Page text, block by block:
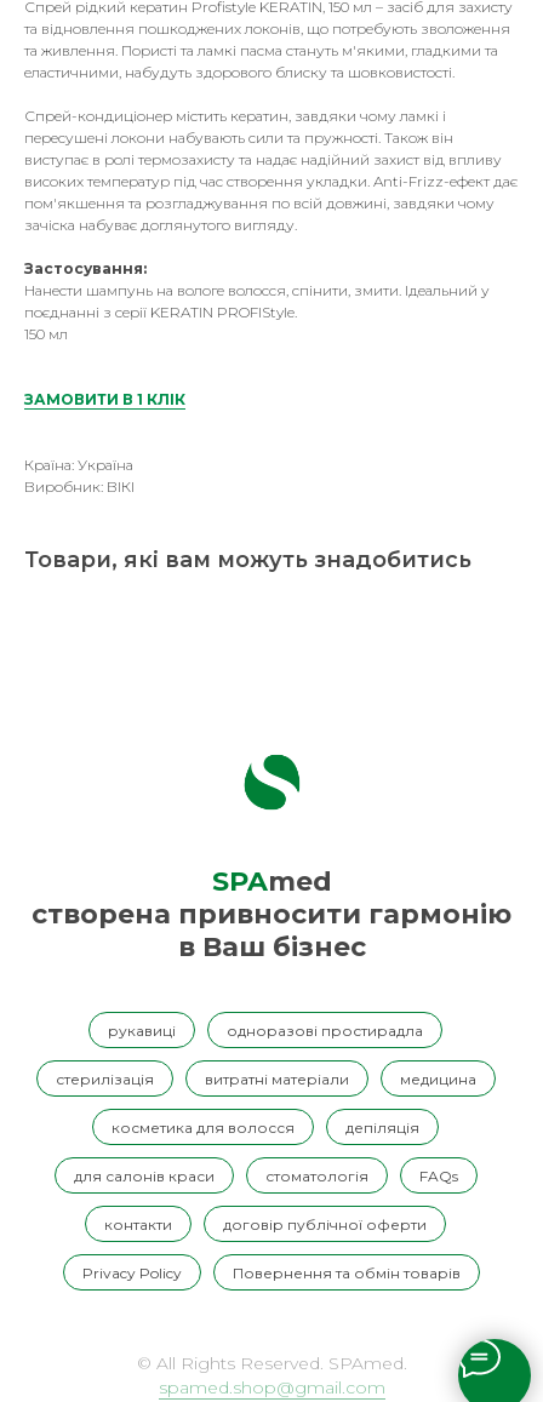
Спрей рідкий кератин Profistyle KERATIN, 150 мл – засіб для захисту
та відновлення пошкоджених локонів, що потребують зволоження
та живлення. Пористі та ламкі пасма стануть м'якими, гладкими та
еластичними, набудуть здорового блиску та шовковистості.
Спрей-кондиціонер містить кератин, завдяки чому ламкі і
пересушені локони набувають сили та пружності. Також він
виступає в ролі термозахисту та надає надійний захист від впливу
високих температур під час створення укладки. Anti-Frizz-ефект дає
пом'якшення та розгладжування по всій довжині, завдяки чому
зачіска набуває доглянутого вигляду.
Застосування:
Нанести шампунь на вологе волосся, спінити, змити. Ідеальний у
поєднанні з серії KERATIN PROFIStyle.
150 мл
ЗАМОВИТИ В 1 КЛІК
Країна: Україна
Виробник: ВІКІ
Товари, які вам можуть знадобитись
SPAmed
створена привносити гармонію
в Ваш бізнес
рукавиці одноразові простирадла
стерилізація витратні матеріали медицина
косметика для волосся депіляція
для салонів краси стоматологія FAQs
контакти договір публічної оферти
Privacy Policy Повернення та обмін товарів
© All Rights Reserved. SPAmed.
spamed.shop@gmail.com